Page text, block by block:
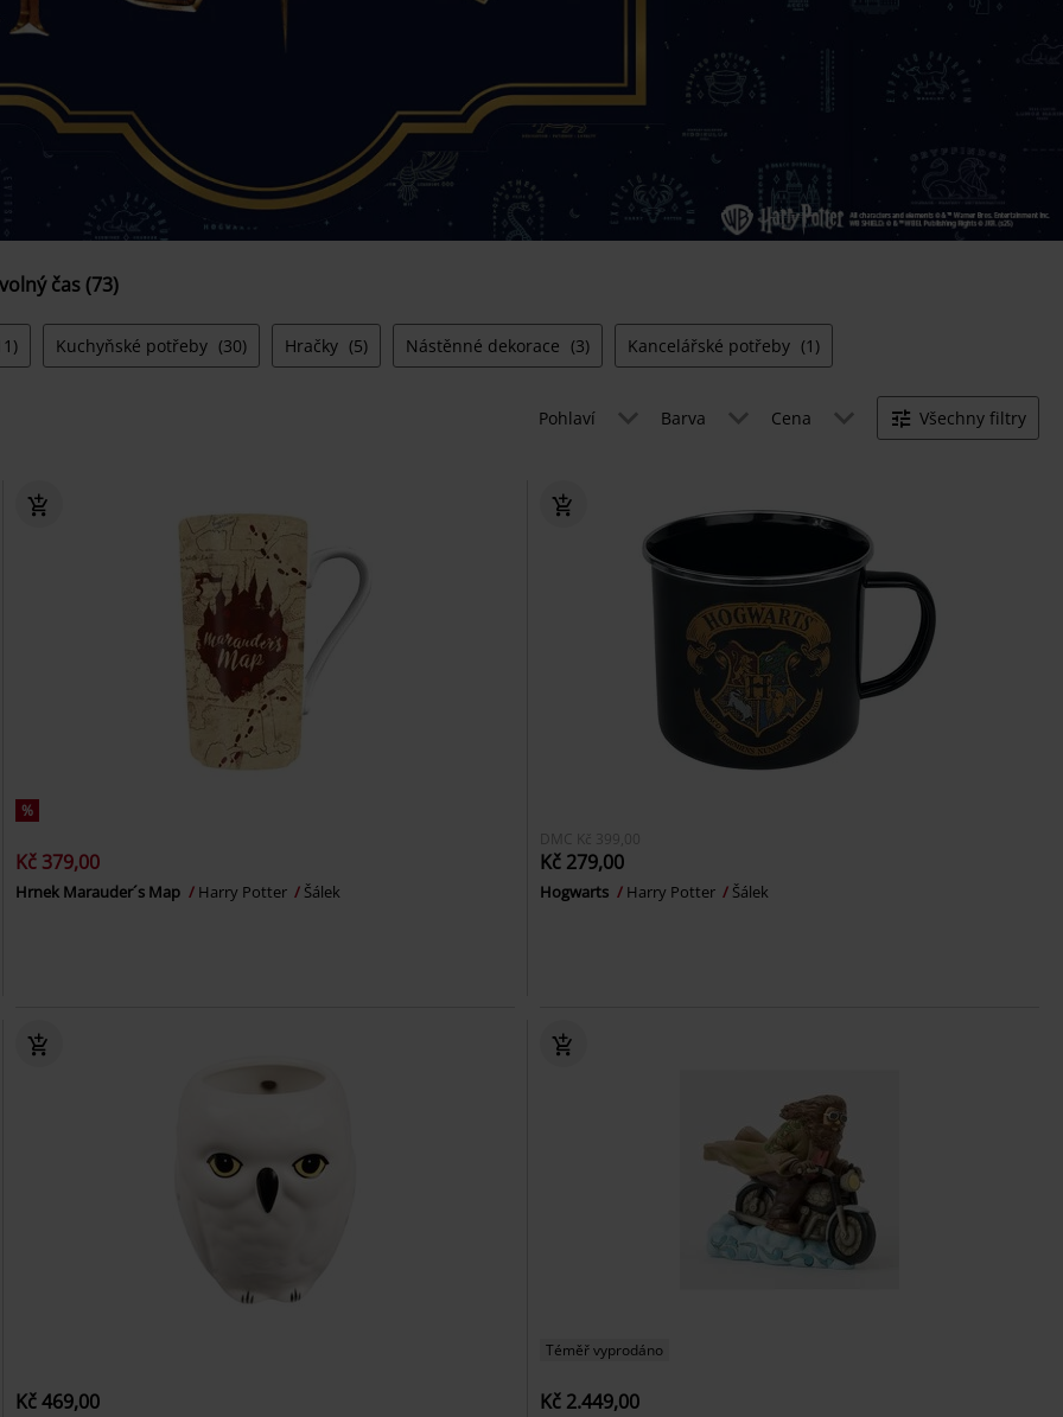
čas (73)
Kuchyňské potřeby (30) Hračky (5) Nástěnné dekorace (3) Kancelářské potřeby (1)
Pohlaví Barva Cena Všechny filtry
%
Kč 379,00
Hrnek Marauder´s Map Harry Potter Šálek
DMC Kč 399,00
Kč 279,00
Hogwarts Harry Potter Šálek
Kč 469,00
Téměř vyprodáno
Kč 2.449,00